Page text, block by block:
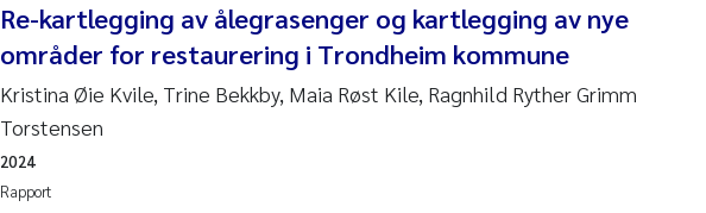
Ana Margarida Pinto Costa
Espen Lund
Re-kartlegging av ålegrasenger og kartlegging av nye
områder for restaurering i Trondheim kommune
Kristina Øie Kvile, Trine Bekkby, Maia Røst Kile, Ragnhild Ryther Grimm
Torstensen
Rapport
2024